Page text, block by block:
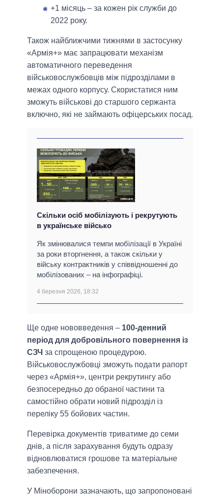
+1 місяць – за кожен рік служби до
2022 року.
Також найближчими тижнями в застосунку
«Армія+» має запрацювати механізм
автоматичного переведення
військовослужбовців між підрозділами в
межах одного корпусу. Скористатися ним
зможуть військові до старшого сержанта
включно, які не займають офіцерських посад.
Скільки осіб мобілізують і рекрутують
в українське військо
Як змінювалися темпи мобілізації в Україні
за роки вторгнення, а також скільки у
війську контрактників у співвідношенні до
мобілізованих – на інфографіці.
4 березня 2026, 18:32
Ще одне нововведення – 100-денний
період для добровільного повернення із
СЗЧ за спрощеною процедурою.
Військовослужбовці зможуть подати рапорт
через «Армія+», центри рекрутингу або
безпосередньо до обраної частини та
самостійно обрати новий підрозділ із
переліку 55 бойових частин.
Перевірка документів триватиме до семи
днів, а після зарахування будуть одразу
відновлюватися грошове та матеріальне
забезпечення.
У Міноборони зазначають, що запропоновані